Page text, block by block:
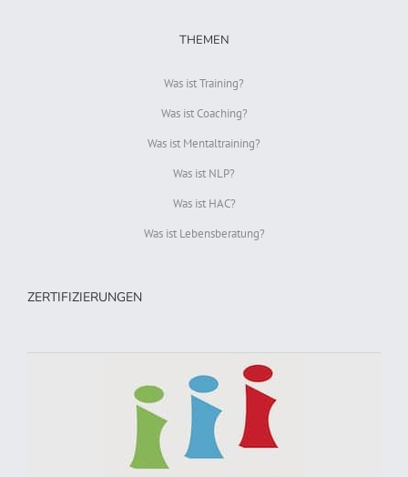
THEMEN
Was ist Training?
Was ist Coaching?
Was ist Mentaltraining?
Was ist NLP?
Was ist HAC?
Was ist Lebensberatung?
ZERTIFIZIERUNGEN